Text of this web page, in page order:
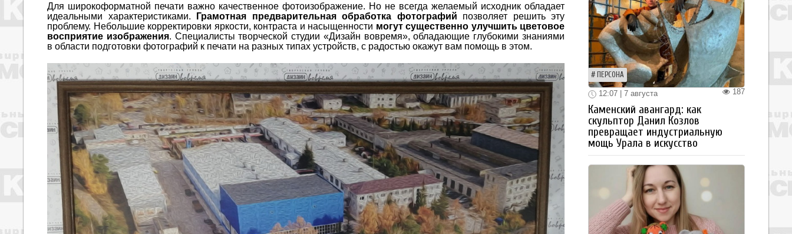
Для широкоформатной печати важно качественное фотоизображение. Но не всегда желаемый исходник обладает
идеальными характеристиками.
Грамотная предварительная обработка фотографий позволяет решить эту
проблему. Небольшие корректировки яркости, контраста и насыщенности могут существенно улучшить цветовое
восприятие изображения. Специалисты творческой студии «Дизайн вовремя», обладающие глубокими знаниями
в области подготовки фотографий к печати на разных типах устройств, с радостью окажут вам помощь в этом.
ПЕРСОНА
187
12:07 | 7 августа
Каменский авангард: как
скульптор Данил Козлов
превращает индустриальную
мощь Урала в искусство